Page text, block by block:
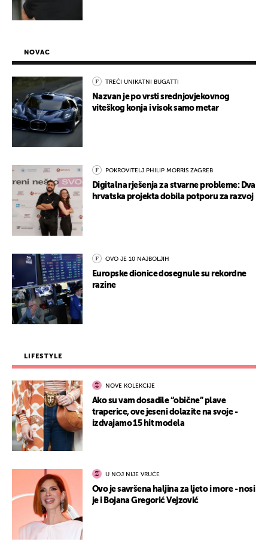
NOVAC
TREĆI UNIKATNI BUGATTI
Nazvan je po vrsti srednjovjekovnog
viteškog konja i visok samo metar
POKROVITELJ PHILIP MORRIS ZAGREB
Digitalna rješenja za stvarne probleme: Dva
hrvatska projekta dobila potporu za razvoj
OVO JE 10 NAJBOLJIH
Europske dionice dosegnule su rekordne
razine
LIFESTYLE
NOVE KOLEKCIJE
Ako su vam dosadile “obične” plave
traperice, ove jeseni dolazite na svoje -
izdvajamo 15 hit modela
U NOJ NIJE VRUĆE
Ovo je savršena haljina za ljeto i more - nosi
je i Bojana Gregorić Vejzović